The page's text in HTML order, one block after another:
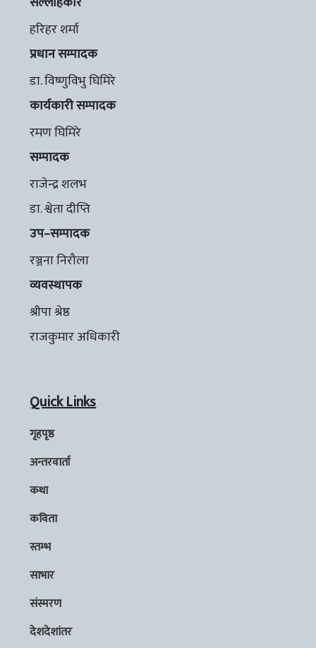
हरिहर शर्मा
प्रधान सम्पादक
डा. विष्णुविभु घिमिरे
कार्यकारी सम्पादक
रमण घिमिरे
सम्पादक
राजेन्द्र शलभ
डा. श्वेता दीप्ति
उप–सम्पादक
रञ्जना निरौला
व्यवस्थापक
श्रीपा श्रेष्ठ
राजकुमार अधिकारी
Quick Links
गृहपृष्ठ
अन्तरवार्ता
कथा
कविता
स्तम्भ
साभार
संस्मरण
देशदेशांतर